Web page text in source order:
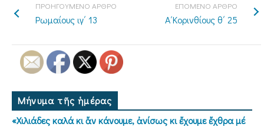
ΠΡΟΗΓΟΥΜΕΝΟ ΑΡΘΡΟ
Ρωμαίους ιγ΄ 13
ΕΠΟΜΕΝΟ ΑΡΘΡΟ
Α΄Κορινθίους θ΄ 25
Μήνυμα τῆς ἡμέρας
«Χιλιάδες καλά κι ἄν κάνουμε, ἀνίσως κι ἔχουμε ἔχθρα μέ